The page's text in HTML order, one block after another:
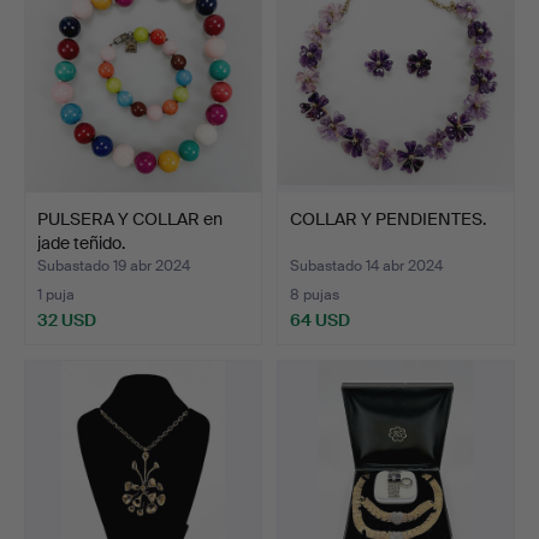
PULSERA Y COLLAR en
jade teñido.
Subastado 19 abr 2024
1 puja
32 USD
COLLAR Y PENDIENTES.
Subastado 14 abr 2024
8 pujas
64 USD